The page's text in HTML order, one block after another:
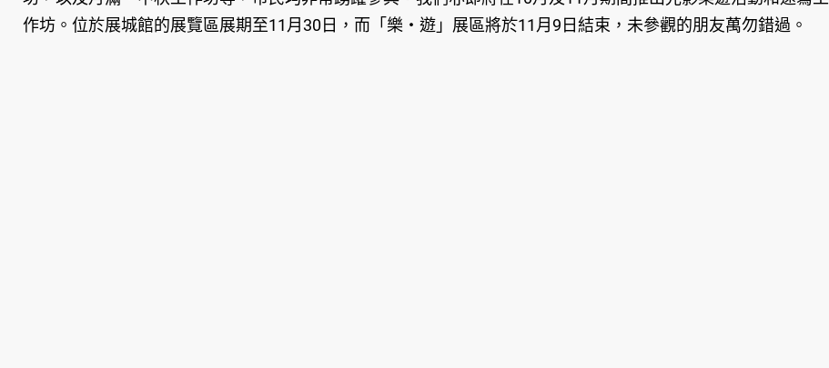
作坊。位於展城館的展覽區展期至11月30日，而「樂‧遊」展區將於11月9日結束，未參觀的朋友萬勿錯過。